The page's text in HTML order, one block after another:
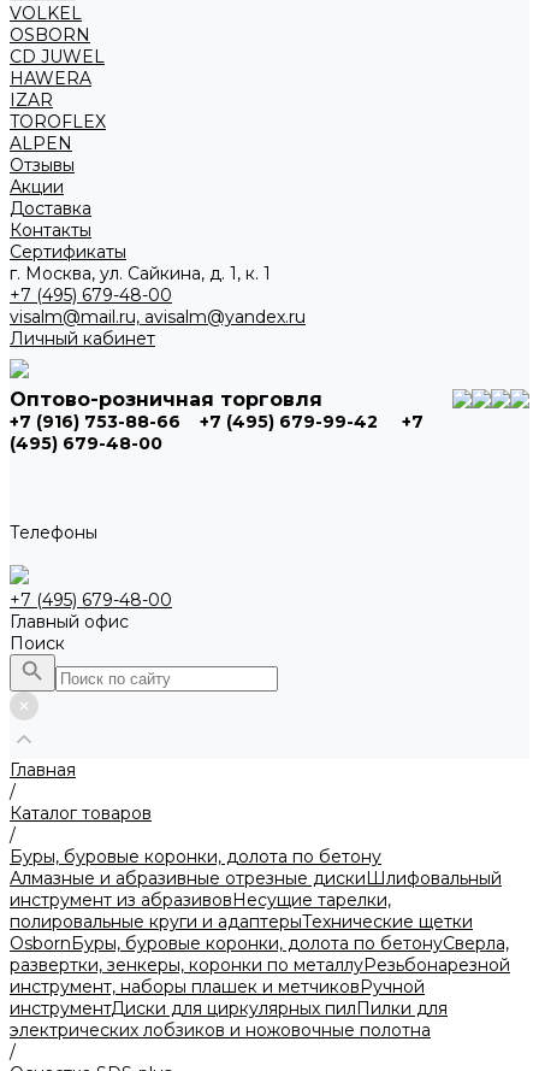
VOLKEL
OSBORN
CD JUWEL
HAWERA
IZAR
TOROFLEX
ALPEN
Отзывы
Акции
Доставка
Контакты
Сертификаты
г. Москва, ул. Сайкина, д. 1, к. 1
+7 (495) 679-48-00
visalm@mail.ru, avisalm@yandex.ru
Личный кабинет
Оптово-розничная торговля
+7 (916) 753-88-66 +7 (495) 679-99-42
+7
(495) 679-48-00
Телефоны
+7 (495) 679-48-00
Главный офис
Поиск
Главная
/
Каталог товаров
/
Буры, буровые коронки, долота по бетону
Алмазные и абразивные отрезные дискиШлифовальный
инструмент из абразивовНесущие тарелки,
полировальные круги и адаптерыТехнические щетки
OsbornБуры, буровые коронки, долота по бетонуСверла,
развертки, зенкеры, коронки по металлуРезьбонарезной
инструмент, наборы плашек и метчиковРучной
инструментДиски для циркулярных пилПилки для
электрических лобзиков и ножовочные полотна
/